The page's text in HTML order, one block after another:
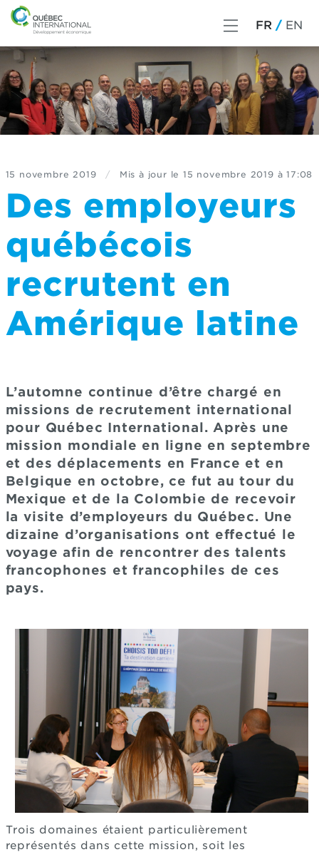
FR EN
15 novembre 2019 / Mis à jour le 15 novembre 2019 à 17:08
Des employeurs
québécois
recrutent en
Amérique latine
L’automne continue d’être chargé en
missions de recrutement international
pour Québec International. Après une
mission mondiale en ligne en septembre
et des déplacements en France et en
Belgique en octobre, ce fut au tour du
Mexique et de la Colombie de recevoir
la visite d’employeurs du Québec. Une
dizaine d’organisations ont effectué le
voyage afin de rencontrer des talents
francophones et francophiles de ces
pays.
Trois domaines étaient particulièrement
représentés dans cette mission, soit les